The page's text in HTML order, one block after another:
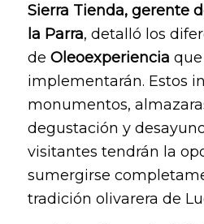
Sierra Tienda, gerente
la Parra, detalló los
de Oleoexperiencia que
implementarán. Estos
monumentos,
degustación y
visitantes tendrán la
sumergirse
tradición olivarera de